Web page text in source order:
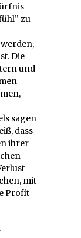
zu
Die
und
sagen
dass
ihrer
mit
Profit